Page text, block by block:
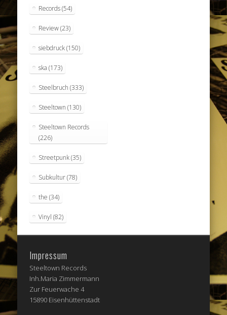
Records(54)
Review(23)
siebdruck(150)
ska (173)
Steelbruch (333)
Steeltown (130)
Steeltown Records
(226)
Streetpunk(35)
Subkultur(78)
the (34)
Vinyl (82)
Impressum
Steeltown Records
Inh.Maria Zimmermann
Zur Feuerwache 4
15890 Eisenhüttenstadt